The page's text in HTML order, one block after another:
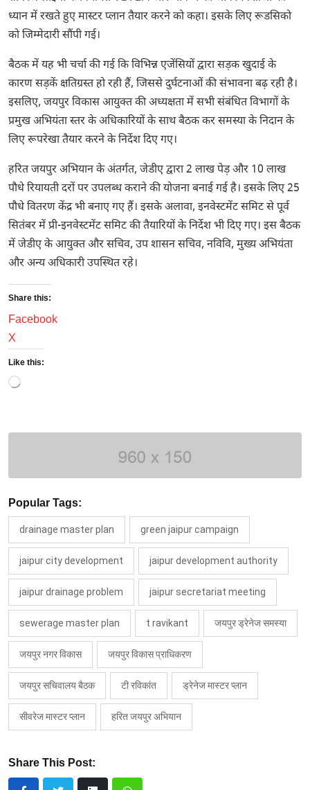
ध्यान में रखते हुए मास्टर प्लान तैयार करने को कहा। इसके लिए रूडसिको
को जिम्मेदारी सौंपी गई।
बैठक में यह भी चर्चा की गई कि विभिन्न एजेंसियों द्वारा सड़क खुदाई के
कारण सड़कें क्षतिग्रस्त हो रही हैं, जिससे दुर्घटनाओं की संभावना बढ़ रही है।
इसलिए, जयपुर विकास आयुक्त की अध्यक्षता में सभी संबंधित विभागों के
प्रमुख अभियंता स्तर के अधिकारियों के साथ बैठक कर समस्या के निदान के
लिए रूपरेखा तैयार करने के निर्देश दिए गए।
हरित जयपुर अभियान के अंतर्गत, जेडीए द्वारा 2 लाख पेड़ और 10 लाख
पौधे रियायती दरों पर उपलब्ध कराने की योजना बनाई गई है। इसके लिए 25
पौधे वितरण केंद्र भी बनाए गए हैं। इसके अलावा, इनवेस्टमेंट समिट से पूर्व
सितंबर में प्री-इनवेस्टमेंट समिट की तैयारियों के निर्देश भी दिए गए। इस बैठक
में जेडीए के आयुक्त और सचिव, उप शासन सचिव, नविवि, मुख्य अभियंता
और अन्य अधिकारी उपस्थित रहे।
Share this:
Facebook
X
Like this:
Loading…
Popular Tags:
drainage master plan green jaipur campaign
jaipur city development jaipur development authority
jaipur drainage problem jaipur secretariat meeting
sewerage master plan t ravikant जयपुर ड्रेनेज समस्या
जयपुर नगर विकास जयपुर विकास प्राधिकरण
जयपुर सचिवालय बैठक टी रविकांत ड्रेनेज मास्टर प्लान
सीवरेज मास्टर प्लान हरित जयपुर अभियान
Share This Post: